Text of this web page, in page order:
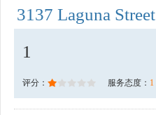
3137 Laguna Street
1
评分： 服务态度： 1